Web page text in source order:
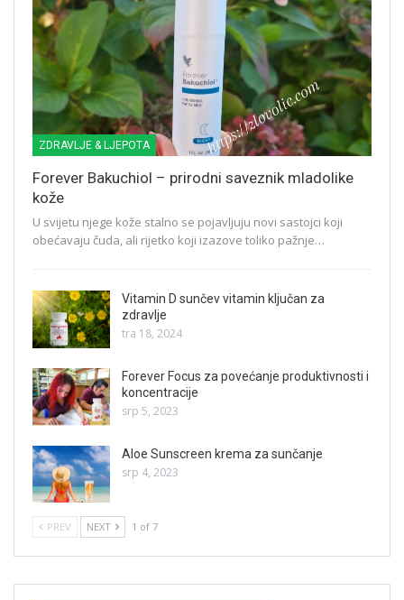
ZDRAVLJE & LJEPOTA
Forever Bakuchiol – prirodni saveznik mladolike
kože
U svijetu njege kože stalno se pojavljuju novi sastojci koji
obećavaju čuda, ali rijetko koji izazove toliko pažnje…
Vitamin D sunčev vitamin ključan za
zdravlje
tra 18, 2024
Forever Focus za povećanje produktivnosti i
koncentracije
srp 5, 2023
Aloe Sunscreen krema za sunčanje
srp 4, 2023
PREV NEXT 1 of 7